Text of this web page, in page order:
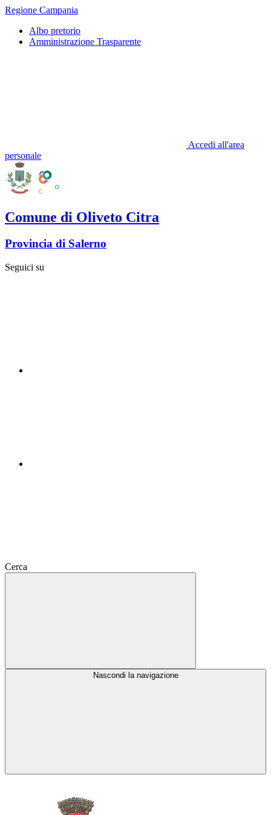
Regione Campania
Albo pretorio
Amministrazione Trasparente
Accedi all'area
personale
Comune di Oliveto Citra
Provincia di Salerno
Seguici su
Cerca
Nascondi la navigazione